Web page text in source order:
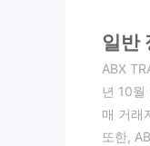
일반
ABX
년 10월
매 거래
또한,